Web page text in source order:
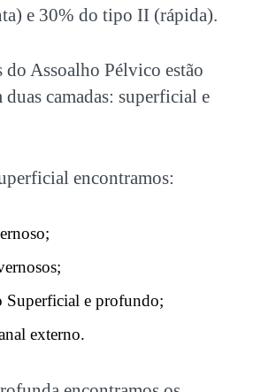
e 30% do tipo II (rápida).
do Assoalho Pélvico estão
camadas: superficial e
encontramos:
Superficial e profundo;
externo.